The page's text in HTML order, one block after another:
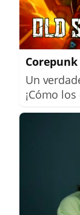
Corepunk
Un
¡Cómo